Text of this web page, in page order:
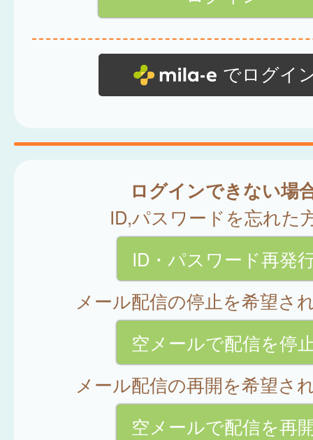
でログイ
ログインできない場
ID,パスワードを忘れた
ID・パスワード再発
メール配信の停止を希望さ
空メールで配信を停
メール配信の再開を希望さ
空メールで配信を再